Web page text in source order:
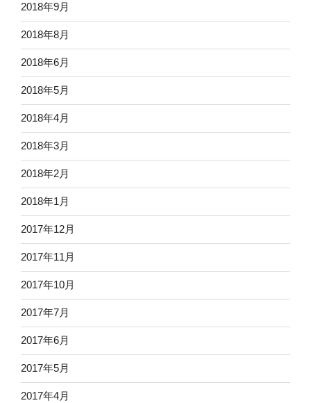
2018年9月
2018年8月
2018年6月
2018年5月
2018年4月
2018年3月
2018年2月
2018年1月
2017年12月
2017年11月
2017年10月
2017年7月
2017年6月
2017年5月
2017年4月